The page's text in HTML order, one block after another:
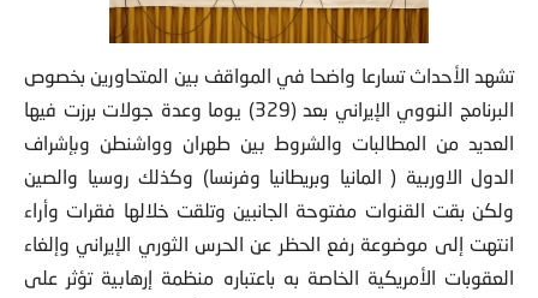
تشهد الأحداث تسارعا واضحا في المواقف بين المتحاورين بخصوص
البرنامج النووي الإيراني بعد (329) يوما وعدة جولات برزت فيها
العديد من المطالبات والشروط بين طهران وواشنطن وبإشراف
الدول الاوربية ( المانيا وبريطانيا وفرنسا) وكذلك روسيا والصين
ولكن بقت القنوات مفتوحة الجانبين وتلقت خلالها فقرات وأراء
انتهت إلى موضوعة رفع الحظر عن الحرس الثوري الإيراني وإلغاء
العقوبات الأمريكية الخاصة به باعتباره منظمة إرهابية تؤثر على